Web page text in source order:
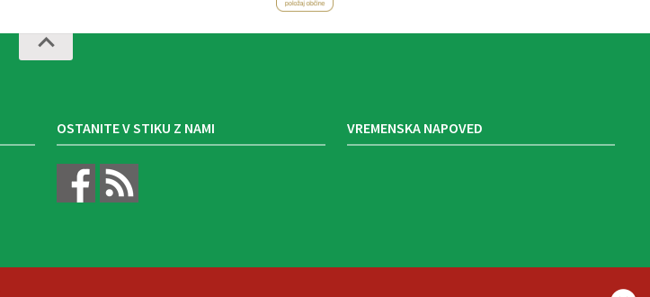
OSTANITE V STIKU Z NAMI VREMENSKA NAPOVED